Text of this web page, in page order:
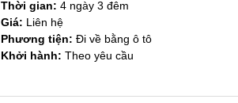
Thời gian: 4 ngày 3 đêm
Giá: Liên hệ
Phương tiện: Đi về bằng ô tô
Khởi hành: Theo yêu cầu